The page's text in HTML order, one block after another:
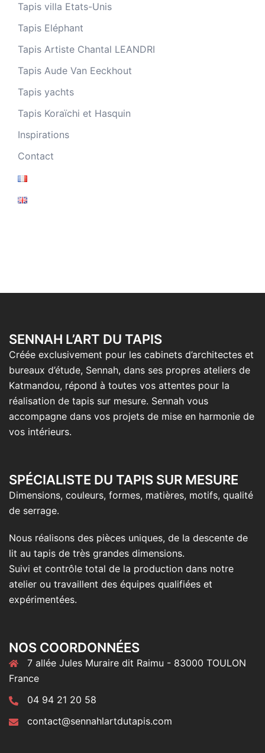
Tapis villa Etats-Unis
Tapis Eléphant
Tapis Artiste Chantal LEANDRI
Tapis Aude Van Eeckhout
Tapis yachts
Tapis Koraïchi et Hasquin
Inspirations
Contact
SENNAH L’ART DU TAPIS
Créée exclusivement pour les cabinets d’architectes et
bureaux d’étude, Sennah, dans ses propres ateliers de
Katmandou, répond à toutes vos attentes pour la
réalisation de tapis sur mesure. Sennah vous
accompagne dans vos projets de mise en harmonie de
vos intérieurs.
SPÉCIALISTE DU TAPIS SUR MESURE
Dimensions, couleurs, formes, matières, motifs, qualité
de serrage.
Nous réalisons des pièces uniques, de la descente de
lit au tapis de très grandes dimensions.
Suivi et contrôle total de la production dans notre
atelier ou travaillent des équipes qualifiées et
expérimentées.
NOS COORDONNÉES
7 allée Jules Muraire dit Raimu - 83000 TOULON
France
04 94 21 20 58
contact@sennahlartdutapis.com